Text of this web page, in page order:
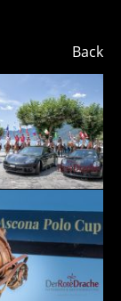
Back